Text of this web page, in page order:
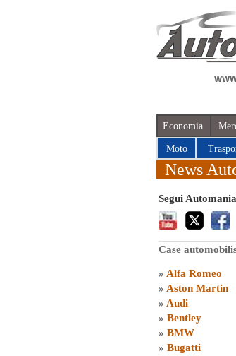
Economia
Moto
News
Segui
Case
» Alfa Romeo
» Aston Martin
» Audi
» Bentley
» BMW
» Bugatti